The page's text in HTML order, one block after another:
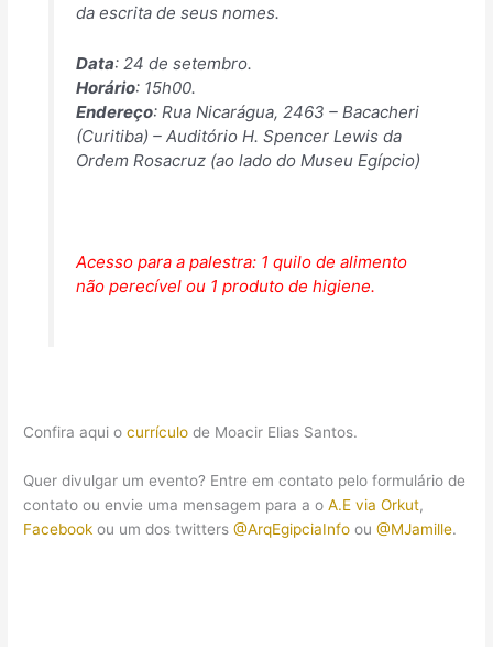
da escrita de seus nomes.
Data: 24 de setembro.
Horário: 15h00.
Endereço: Rua Nicarágua, 2463 – Bacacheri
(Curitiba) – Auditório H. Spencer Lewis da
Ordem Rosacruz (ao lado do Museu Egípcio)
Acesso para a palestra: 1 quilo de alimento
não perecível ou 1 produto de higiene.
Confira aqui ocurrículode Moacir Elias Santos.
Quer divulgar um evento? Entre em contato pelo formulário de
contato ou envie uma mensagem para a oA.E via Orkut,
Facebook ou um dos twitters@ArqEgipciaInfo ou@MJamille.